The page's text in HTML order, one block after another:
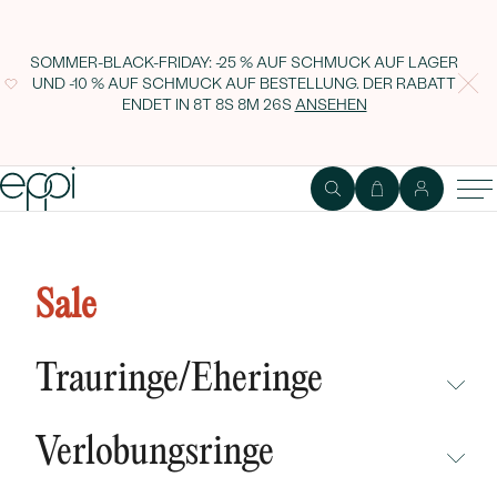
SOMMER-BLACK-FRIDAY: -25 % AUF SCHMUCK AUF LAGER
UND -10 % AUF SCHMUCK AUF BESTELLUNG. DER RABATT
ENDET IN 8T 8S 8M 25S ANSEHEN
Sale
Trauringe/Eheringe
NEUHEITEN
Verlobungsringe
ovalem Moissaniten in der Größe
Ihrer Wahl Livia